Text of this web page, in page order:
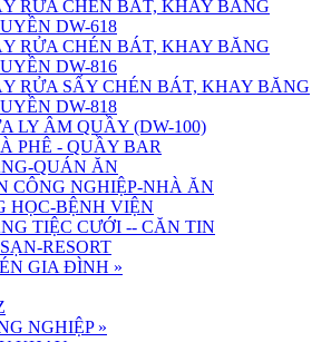
RỬA CHÉN BÁT, KHAY BĂNG
DW-618
RỬA CHÉN BÁT, KHAY BĂNG
DW-816
RỬA SẤY CHÉN BÁT, KHAY BĂNG
DW-818
LY ÂM QUẦY (DW-100)
PHÊ - QUẦY BAR
QUÁN ĂN
CÔNG NGHIỆP-NHÀ ĂN
HỌC-BỆNH VIỆN
TIỆC CƯỚI -- CĂN TIN
RESORT
GIA ĐÌNH »
NGHIỆP »